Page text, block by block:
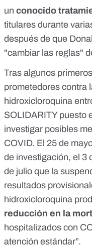
un conocido
titulares durante
después de que
"cambiar las reglas"
Tras algunos
prometedores contra
hidroxicloroquina
SOLIDARITY puesto
investigar posibles
COVID. El 25 de
de investigación, el 3
de julio que la
resultados
hidroxicloroquina
reducción en la
hospitalizados con
atención estándar”.